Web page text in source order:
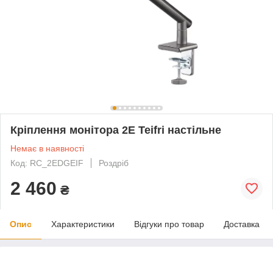
Кріплення монітора 2E Teifri настільне
Немає в наявності
Код: RC_2EDGEIF
Роздріб
2 460 ₴
Опис Характеристики Відгуки про товар Доставка